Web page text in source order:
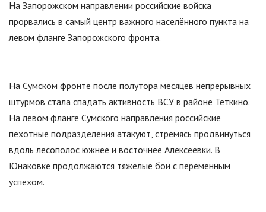
На Запорожском направлении российские войска
прорвались в самый центр важного населённого пункта на
левом фланге Запорожского фронта.
На Сумском фронте после полутора месяцев непрерывных
штурмов стала спадать активность ВСУ в районе Тёткино.
На левом фланге Сумского направления российские
пехотные подразделения атакуют, стремясь продвинуться
вдоль лесополос южнее и восточнее Алексеевки. В
Юнаковке продолжаются тяжёлые бои с переменным
успехом.